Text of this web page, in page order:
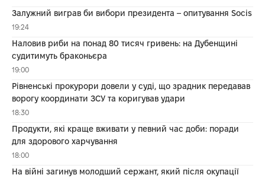
Залужний виграв би вибори президента – опитування Socis
19:24
Наловив риби на понад 80 тисяч гривень: на Дубенщині
судитимуть браконьєра
19:00
Рівненські прокурори довели у суді, що зрадник передавав
ворогу координати ЗСУ та коригував удари
18:30
Продукти, які краще вживати у певний час доби: поради
для здорового харчування
18:00
На війні загинув молодший сержант, який після окупації